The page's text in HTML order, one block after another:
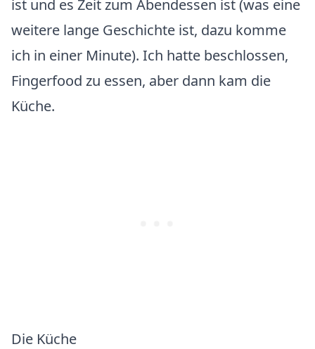
ist und es Zeit zum Abendessen ist (was eine
weitere lange Geschichte ist, dazu komme
ich in einer Minute). Ich hatte beschlossen,
Fingerfood zu essen, aber dann kam die
Küche.
Die Küche